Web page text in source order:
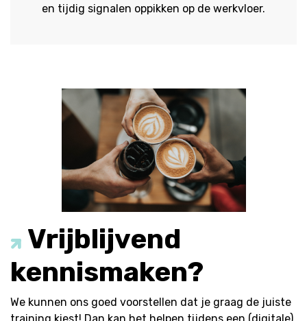
en tijdig signalen oppikken op de werkvloer.
Vrijblijvend
kennismaken?
We kunnen ons goed voorstellen dat je graag de juiste
training kiest! Dan kan het helpen tijdens een (digitale)